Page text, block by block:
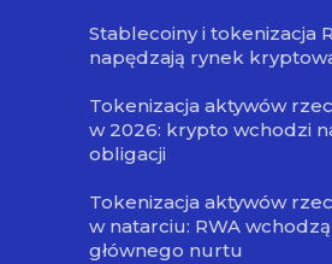
Stablecoiny i tokenizacja
napędzają rynek
Tokenizacja aktywów
w 2026: krypto wchodzi
obligacji
Tokenizacja aktywów
w natarciu: RWA
głównego nurtu